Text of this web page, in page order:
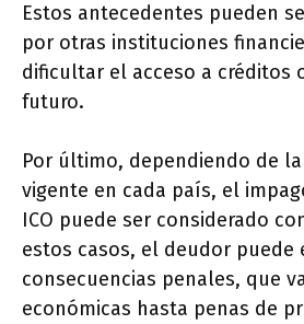
Estos antecedentes pueden
por otras instituciones
dificultar el acceso a créditos
futuro.
Por último, dependiendo de
vigente en cada país, el
ICO puede ser considerado
estos casos, el deudor puede
consecuencias penales, que
económicas hasta penas de